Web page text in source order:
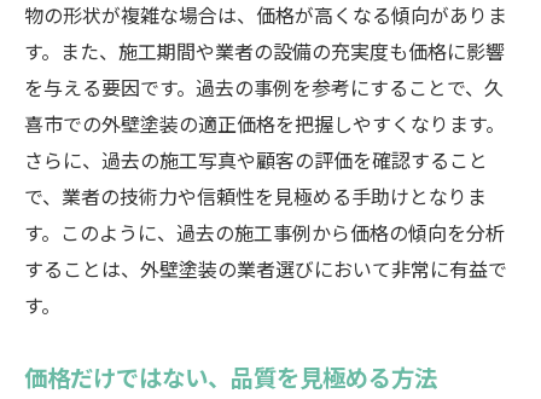
施工中のトラブルを避けるための注意点
よくある失敗事例とその対策
施工後のメンテナンスの重要性
保証期間とその内容を把握する
失敗しないための情報収集のコツ
久喜市で外壁塗装を成功させるための最終チェ
ックリスト
施工中のチェックポイント
物の形状が複雑な場合は、価格が高くなる傾向がありま
す。また、施工期間や業者の設備の充実度も価格に影響
を与える要因です。過去の事例を参考にすることで、久
喜市での外壁塗装の適正価格を把握しやすくなります。
さらに、過去の施工写真や顧客の評価を確認すること
で、業者の技術力や信頼性を見極める手助けとなりま
す。このように、過去の施工事例から価格の傾向を分析
することは、外壁塗装の業者選びにおいて非常に有益で
す。
価格だけではない、品質を見極める方法